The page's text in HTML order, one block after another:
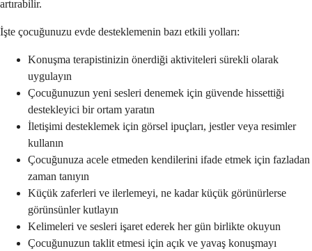
artırabilir.
İşte çocuğunuzu evde desteklemenin bazı etkili yolları:
Konuşma terapistinizin önerdiği aktiviteleri sürekli olarak
uygulayın
Çocuğunuzun yeni sesleri denemek için güvende hissettiği
destekleyici bir ortam yaratın
İletişimi desteklemek için görsel ipuçları, jestler veya resimler
kullanın
Çocuğunuza acele etmeden kendilerini ifade etmek için fazladan
zaman tanıyın
Küçük zaferleri ve ilerlemeyi, ne kadar küçük görünürlerse
görünsünler kutlayın
Kelimeleri ve sesleri işaret ederek her gün birlikte okuyun
Çocuğunuzun taklit etmesi için açık ve yavaş konuşmayı